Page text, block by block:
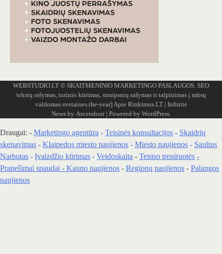
WEBSTUDIO.LT © SKAITMENINIO MARKETINGO PASLAUGOS. SEO
tekstų rašymas, turinio kūrimas, straipsnių rašymas ir talpinimas į mūsų
valdomas svetaines.the-year]Apie Rinkimus.LT| Infinite
News by Ascendoor| Powered by WordPress.
Draugai: - Marketingo agentūra - Teisinės konsultacijos - Skaidrių
skenavimas - Klaipedos miesto naujienos - Miesto naujienos - Saulius
Narbutas - Įvaizdžio kūrimas - Veidoskaita - Teniso treniruotės -
Pranešimai spaudai - Kauno naujienos - Regionų naujienos - Palangos
naujienos